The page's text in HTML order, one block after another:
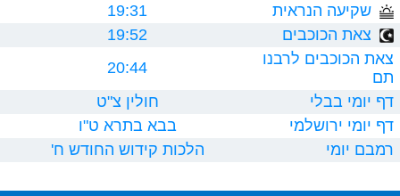
שקיעה הנראית
19:31
צאת הכוכבים
19:52
צאת הכוכבים לרבנו
תם
20:44
דף יומי בבלי
חולין צ"ט
דף יומי ירושלמי
בבא בתרא ט"ו
רמבם יומי
הלכות קידוש החודש ח'